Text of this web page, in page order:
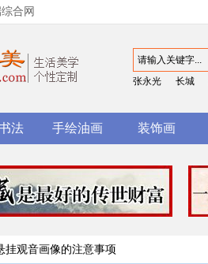
合网
张永光 长城
法 手绘油画 装饰画
挂观音画像的注意事项